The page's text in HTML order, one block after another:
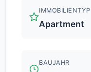
IMMOBILIENTYP
Apartment
BAUJAHR